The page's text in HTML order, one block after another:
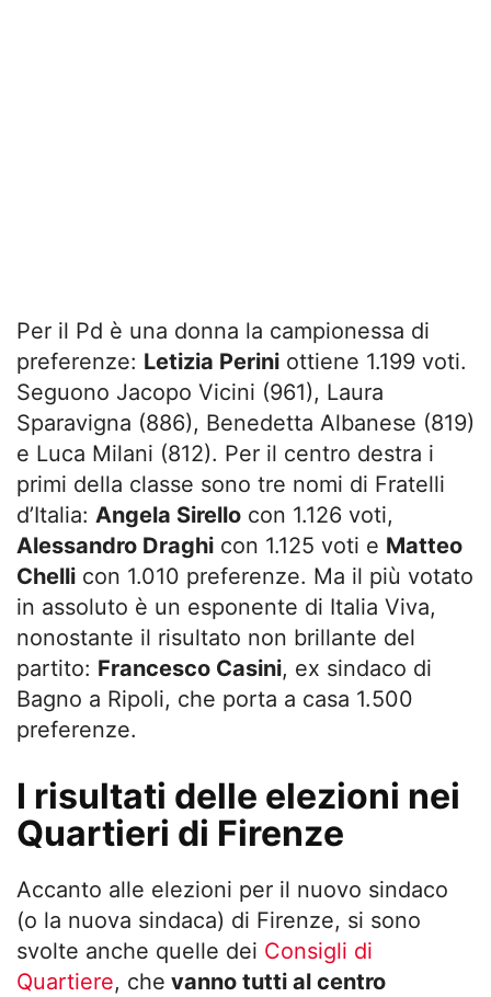
Per il Pd è una donna la campionessa di
preferenze: Letizia Perini ottiene 1.199 voti.
Seguono Jacopo Vicini (961), Laura
Sparavigna (886), Benedetta Albanese (819)
e Luca Milani (812). Per il centro destra i
primi della classe sono tre nomi di Fratelli
d’Italia: Angela Sirello con 1.126 voti,
Alessandro Draghi con 1.125 voti e Matteo
Chelli con 1.010 preferenze. Ma il più votato
in assoluto è un esponente di Italia Viva,
nonostante il risultato non brillante del
partito: Francesco Casini, ex sindaco di
Bagno a Ripoli, che porta a casa 1.500
preferenze.
I risultati delle elezioni nei
Quartieri di Firenze
Accanto alle elezioni per il nuovo sindaco
(o la nuova sindaca) di Firenze, si sono
svolte anche quelle dei Consigli di
Quartiere, che vanno tutti al centro